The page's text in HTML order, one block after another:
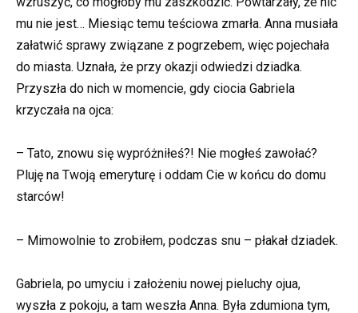
mu nie jest… Miesiąc temu teściowa zmarła. Anna musiała
załatwić sprawy związane z pogrzebem, więc pojechała
do miasta. Uznała, że przy okazji odwiedzi dziadka.
Przyszła do nich w momencie, gdy ciocia Gabriela
krzyczała na ojca:
– Tato, znowu się wypróżniłeś?! Nie mogłeś zawołać?
Pluję na Twoją emeryturę i oddam Cie w końcu do domu
starców!
– Mimowolnie to zrobiłem, podczas snu – płakał dziadek.
Gabriela, po umyciu i założeniu nowej pieluchy ojua,
wyszła z pokoju, a tam weszła Anna. Była zdumiona tym,